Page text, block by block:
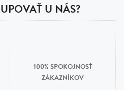
U NÁS?
100% SPOKOJNOSŤ
ZÁKAZNÍKOV